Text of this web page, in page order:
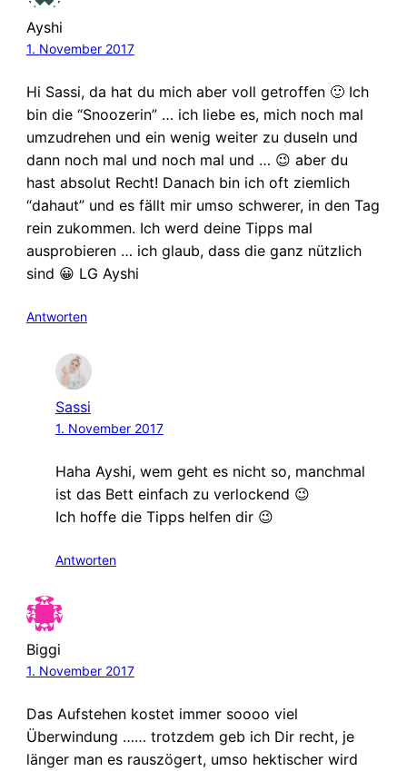
Ayshi
1. November 2017
Hi Sassi, da hat du mich aber voll getroffen 🙂 Ich
bin die “Snoozerin” … ich liebe es, mich noch mal
umzudrehen und ein wenig weiter zu duseln und
dann noch mal und noch mal und … 😉 aber du
hast absolut Recht! Danach bin ich oft ziemlich
“dahaut” und es fällt mir umso schwerer, in den Tag
rein zukommen. Ich werd deine Tipps mal
ausprobieren … ich glaub, dass die ganz nützlich
sind 😀 LG Ayshi
Antworten
Sassi
1. November 2017
Haha Ayshi, wem geht es nicht so, manchmal
ist das Bett einfach zu verlockend 😉
Ich hoffe die Tipps helfen dir 😉
Antworten
Biggi
1. November 2017
Das Aufstehen kostet immer soooo viel
Überwindung …… trotzdem geb ich Dir recht, je
länger man es rauszögert, umso hektischer wird